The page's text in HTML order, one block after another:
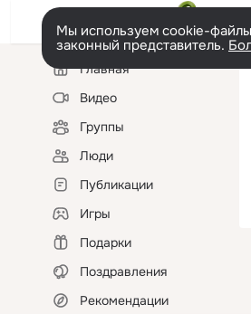
Мы используем cookie-
законный представитель.
Левая
колонкаГлавная
Видео
Группы
Люди
Публикации
Игры
Подарки
Поздравления
Рекомендации